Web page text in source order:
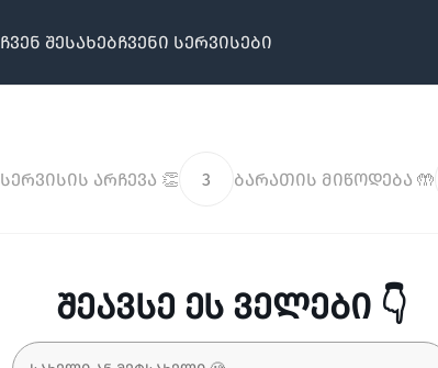
ჩვენ შესახებჩვენი სერვისები
სერვისის არჩევა 👏 3 ბარათის მიწოდება 🤲
შეავსე ეს ველები 👇